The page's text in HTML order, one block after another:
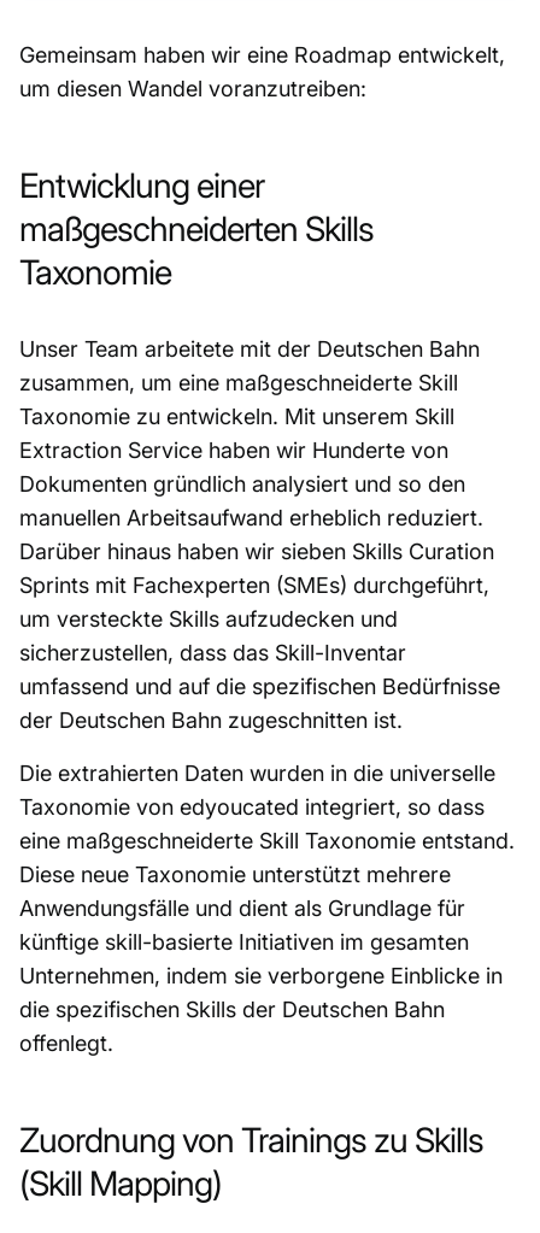
Gemeinsam haben wir eine Roadmap entwickelt,
um diesen Wandel voranzutreiben:
Entwicklung einer
maßgeschneiderten Skills
Taxonomie
Unser Team arbeitete mit der Deutschen Bahn
zusammen, um eine maßgeschneiderte Skill
Taxonomie zu entwickeln. Mit unserem Skill
Extraction Service haben wir Hunderte von
Dokumenten gründlich analysiert und so den
manuellen Arbeitsaufwand erheblich reduziert.
Darüber hinaus haben wir sieben Skills Curation
Sprints mit Fachexperten (SMEs) durchgeführt,
um versteckte Skills aufzudecken und
sicherzustellen, dass das Skill-Inventar
umfassend und auf die spezifischen Bedürfnisse
der Deutschen Bahn zugeschnitten ist.
Die extrahierten Daten wurden in die universelle
Taxonomie von edyoucated integriert, so dass
eine maßgeschneiderte Skill Taxonomie entstand.
Diese neue Taxonomie unterstützt mehrere
Anwendungsfälle und dient als Grundlage für
künftige skill-basierte Initiativen im gesamten
Unternehmen, indem sie verborgene Einblicke in
die spezifischen Skills der Deutschen Bahn
offenlegt.
Zuordnung von Trainings zu Skills
(Skill Mapping)